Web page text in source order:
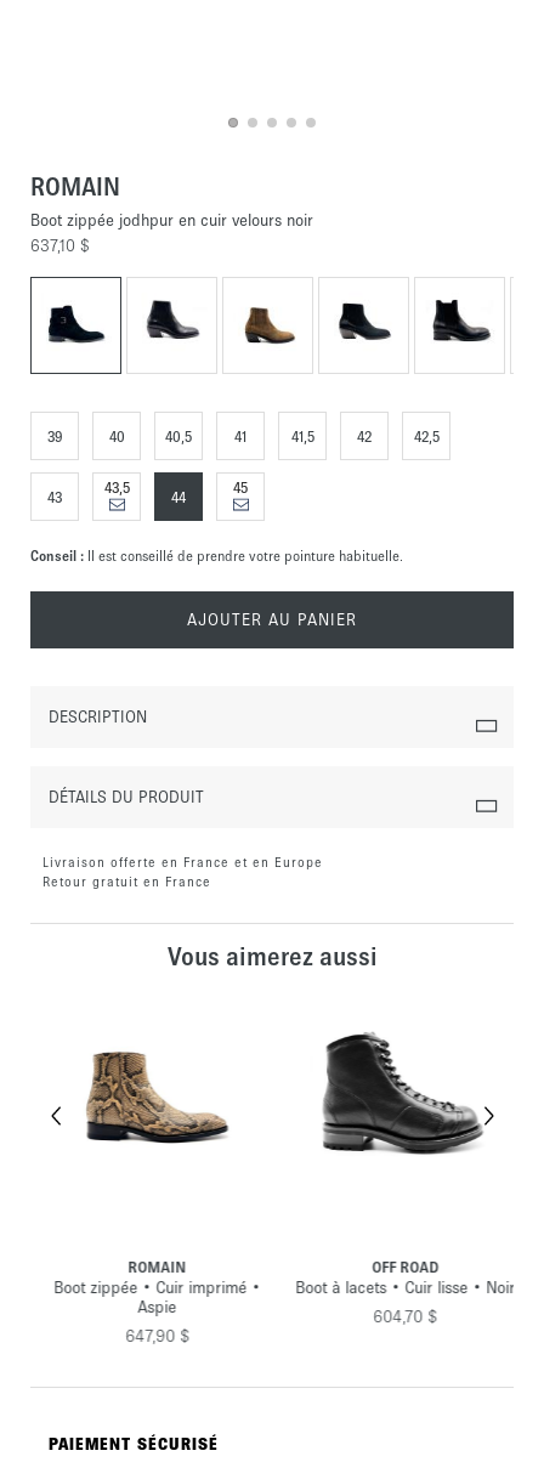
ROMAIN
Boot zippée jodhpur en cuir velours noir
637,10 $
39 40 40,5 41 41,5 42 42,5
43
43,5
44
45
Conseil : Il est conseillé de prendre votre pointure habituelle.
AJOUTER AU PANIER
DESCRIPTION
DÉTAILS DU PRODUIT
Livraison offerte en France et en Europe
Retour gratuit en France
Vous aimerez aussi
ROMAIN
Boot zippée • Cuir imprimé •
Aspie
647,90 $
OFF ROAD
Boot à lacets • Cuir lisse • Noir
604,70 $
PAIEMENT SÉCURISÉ